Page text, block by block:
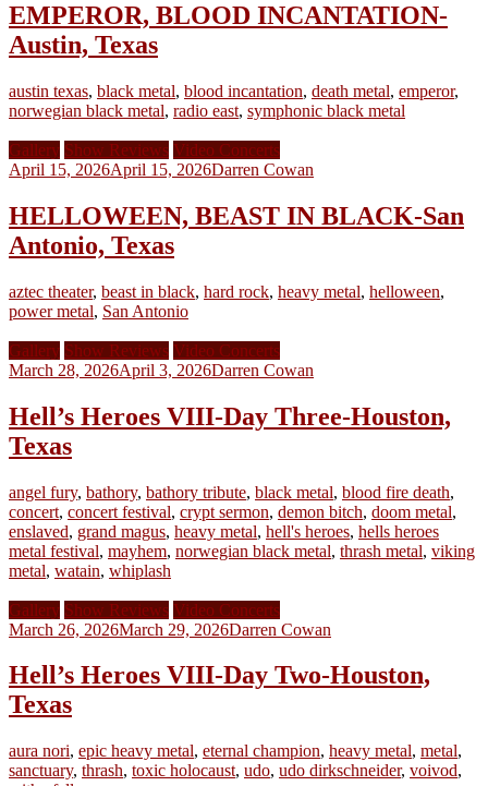
EMPEROR, BLOOD INCANTATION-
Austin, Texas
austin texas, black metal, blood incantation, death metal, emperor,
norwegian black metal, radio east, symphonic black metal
Gallery Show Reviews Video Concerts
April 15, 2026April 15, 2026Darren Cowan
HELLOWEEN, BEAST IN BLACK-San
Antonio, Texas
aztec theater, beast in black, hard rock, heavy metal, helloween,
power metal, San Antonio
Gallery Show Reviews Video Concerts
March 28, 2026April 3, 2026Darren Cowan
Hell’s Heroes VIII-Day Three-Houston,
Texas
angel fury, bathory, bathory tribute, black metal, blood fire death,
concert, concert festival, crypt sermon, demon bitch, doom metal,
enslaved, grand magus, heavy metal, hell's heroes, hells heroes
metal festival, mayhem, norwegian black metal, thrash metal, viking
metal, watain, whiplash
Gallery Show Reviews Video Concerts
March 26, 2026March 29, 2026Darren Cowan
Hell’s Heroes VIII-Day Two-Houston,
Texas
aura nori, epic heavy metal, eternal champion, heavy metal, metal,
sanctuary, thrash, toxic holocaust, udo, udo dirkschneider, voivod,